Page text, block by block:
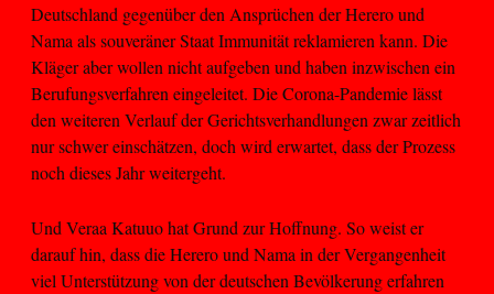
Deutschland gegenüber den Ansprüchen der Herero und
Nama als souveräner Staat Immunität reklamieren kann. Die
Kläger aber wollen nicht aufgeben und haben inzwischen ein
Berufungsverfahren eingeleitet. Die Corona-Pandemie lässt
den weiteren Verlauf der Gerichtsverhandlungen zwar zeitlich
nur schwer einschätzen, doch wird erwartet, dass der Prozess
noch dieses Jahr weitergeht.
Und Veraa Katuuo hat Grund zur Hoffnung. So weist er
darauf hin, dass die Herero und Nama in der Vergangenheit
viel Unterstützung von der deutschen Bevölkerung erfahren